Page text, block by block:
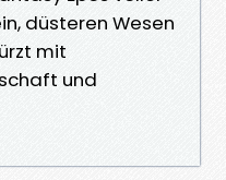
düsteren Wesen
mit
und